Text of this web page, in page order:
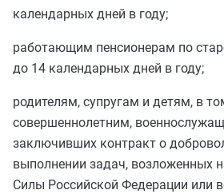
календарных дней в году;
работающим пенсионерам по
до 14 календарных дней в году;
родителям, супругам и детям, в
совершеннолетним,
заключивших контракт о
выполнении задач, возложенных
Силы Российской Федерации или